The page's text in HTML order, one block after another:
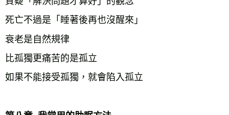
死亡不過是「睡著後再也沒醒來」
衰老是自然規律
比孤獨更痛苦的是孤立
如果不能接受孤獨，就會陷入孤立